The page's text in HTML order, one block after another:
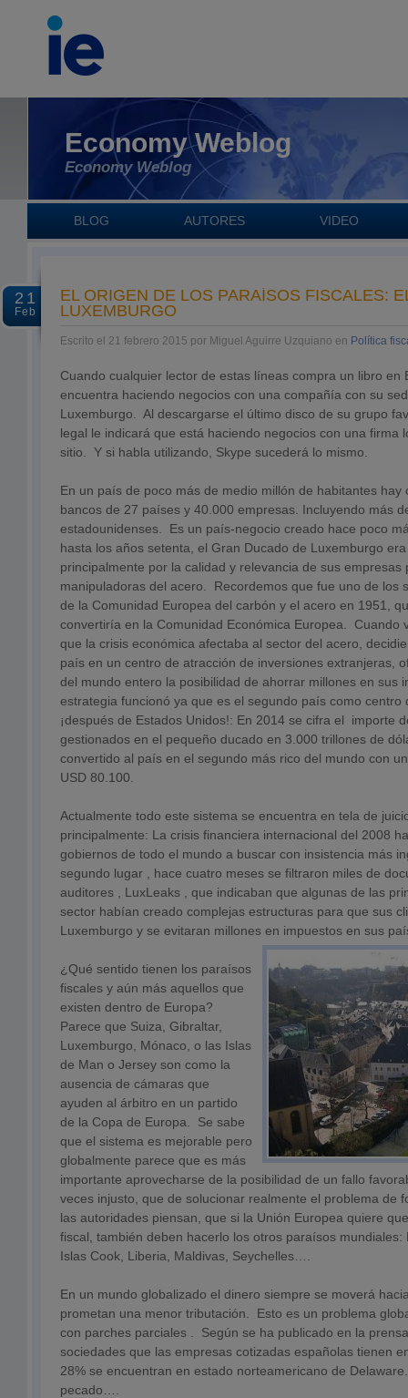
Economy Weblog
Economy Weblog
BLOG AUTORES VIDEO
21
Feb
EL ORIGEN DE LOS PARAÍSOS FISCALES:
LUXEMBURGO
Escrito el 21 febrero 2015 por Miguel Aguirre Uzquiano en Política
Cuando cualquier lector de estas líneas compra un libro en
encuentra haciendo negocios con una compañía con su
Luxemburgo. Al descargarse el último disco de su grupo
legal le indicará que está haciendo negocios con una firma
sitio. Y si habla utilizando, Skype sucederá lo mismo.
En un país de poco más de medio millón de habitantes hay
bancos de 27 países y 40.000 empresas. Incluyendo más
estadounidenses. Es un país-negocio creado hace poco
hasta los años setenta, el Gran Ducado de Luxemburgo
principalmente por la calidad y relevancia de sus empresas
manipuladoras del acero. Recordemos que fue uno de los
de la Comunidad Europea del carbón y el acero en 1951,
convertiría en la Comunidad Económica Europea. Cuando
que la crisis económica afectaba al sector del acero,
país en un centro de atracción de inversiones extranjeras,
del mundo entero la posibilidad de ahorrar millones en sus
estrategia funcionó ya que es el segundo país como centro
¡después de Estados Unidos!: En 2014 se cifra el importe
gestionados en el pequeño ducado en 3.000 trillones de
convertido al país en el segundo más rico del mundo con
USD 80.100.
Actualmente todo este sistema se encuentra en tela de
principalmente: La crisis financiera internacional del 2008
gobiernos de todo el mundo a buscar con insistencia más
segundo lugar , hace cuatro meses se filtraron miles de
auditores , LuxLeaks , que indicaban que algunas de las
sector habían creado complejas estructuras para que sus
Luxemburgo y se evitaran millones en impuestos en sus
¿Qué sentido tienen los paraísos
fiscales y aún más aquellos que
existen dentro de Europa?
Parece que Suiza, Gibraltar,
Luxemburgo, Mónaco, o las Islas
de Man o Jersey son como la
ausencia de cámaras que
ayuden al árbitro en un partido
de la Copa de Europa. Se sabe
que el sistema es mejorable pero
globalmente parece que es más
importante aprovecharse de la posibilidad de un fallo
veces injusto, que de solucionar realmente el problema de
las autoridades piensan, que si la Unión Europea quiere
fiscal, también deben hacerlo los otros paraísos mundiales:
Islas Cook, Liberia, Maldivas, Seychelles….
En un mundo globalizado el dinero siempre se moverá
prometan una menor tributación. Esto es un problema
con parches parciales . Según se ha publicado en la
sociedades que las empresas cotizadas españolas tienen
28% se encuentran en estado norteamericano de
pecado….